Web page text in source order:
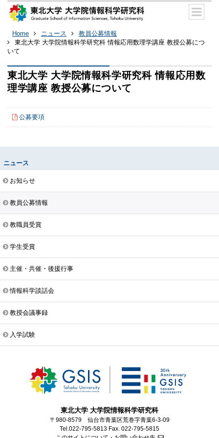
Home ニュース
教員公募情報
東北大学 大学院情報科学研究科 情報応用数理学講座 教授公募につ
いて
東北大学 大学院情報科学研究科 情報応用数
理学講座 教授公募について
公募要項
ニュース
お知らせ
教員公募情報
教職員受賞
学生受賞
主催・共催・後援行事
情報科学談話会
教授会議事録
入学試験
東北大学 大学院情報科学研究科
〒980-8579 仙台市青葉区荒巻字青葉6-3-09
Tel.022-795-5813 Fax. 022-795-5815